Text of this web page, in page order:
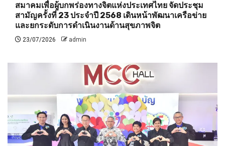
สมาคมเพื่อผู้บกพร่องทางจิตแห่งประเทศไทย จัดประชุม
สามัญครั้งที่ 23 ประจำปี 2568 เดินหน้าพัฒนาเครือข่าย
และยกระดับการดำเนินงานด้านสุขภาพจิต
23/07/2026 admin